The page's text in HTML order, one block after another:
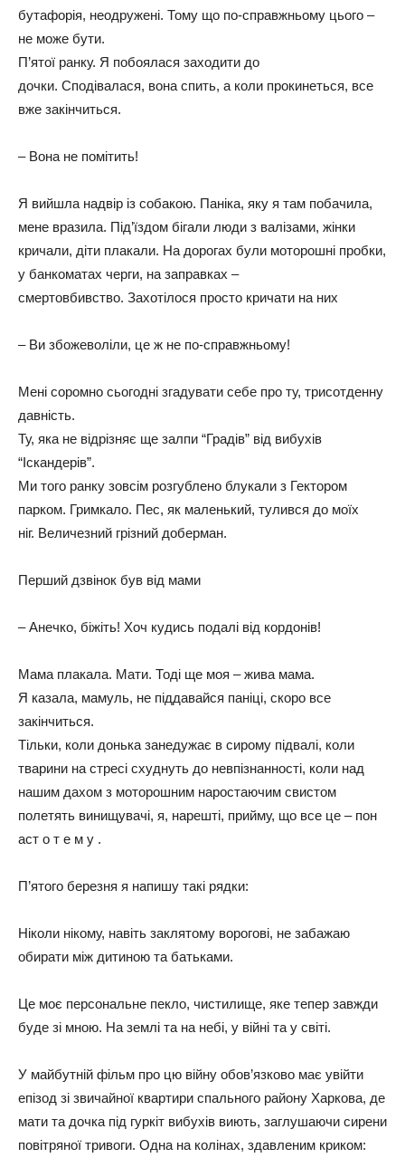
бутафорія, неодружені. Тому що по-справжньому цього –
не може бути.
П’ятої ранку. Я побоялася заходити до
дочки. Сподівалася, вона спить, а коли прокинеться, все
вже закінчиться.
– Вона не помітить!
Я вийшла надвір із собакою. Паніка, яку я там побачила,
мене вразила. Під’їздом бігали люди з валізами, жінки
кричали, діти плакали. На дорогах були моторошні пробки,
у банкоматах черги, на заправках –
смертовбивство. Захотілося просто кричати на них
– Ви збожеволіли, це ж не по-справжньому!
Мені соромно сьогодні згадувати себе про ту, трисотденну
давність.
Ту, яка не відрізняє ще залпи “Градів” від вибухів
“Іскандерів”.
Ми того ранку зовсім розгублено блукали з Гектором
парком. Гримкало. Пес, як маленький, тулився до моїх
ніг. Величезний грізний доберман.
Перший дзвінок був від мами
– Анечко, біжіть! Хоч кудись подалі від кордонів!
Мама плакала. Мати. Тоді ще моя – жива мама.
Я казала, мамуль, не піддавайся паніці, скоро все
закінчиться.
Тільки, коли донька занедужає в сирому підвалі, коли
тварини на стресі схуднуть до невпізнанності, коли над
нашим дахом з моторошним наростаючим свистом
полетять винищувачі, я, нарешті, прийму, що все це – пон
аст о т е м у .
П’ятого березня я напишу такі рядки:
Ніколи нікому, навіть заклятому ворогові, не забажаю
обирати між дитиною та батьками.
Це моє персональне пекло, чистилище, яке тепер завжди
буде зі мною. На землі та на небі, у війні та у світі.
У майбутній фільм про цю війну обов’язково має увійти
епізод зі звичайної квартири спального району Харкова, де
мати та дочка під гуркіт вибухів виють, заглушаючи сирени
повітряної тривоги. Одна на колінах, здавленим криком: